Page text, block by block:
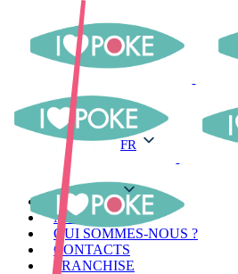
FR
MENU
MAGASINS
QUI SOMMES-NOUS ?
CONTACTS
FRANCHISE